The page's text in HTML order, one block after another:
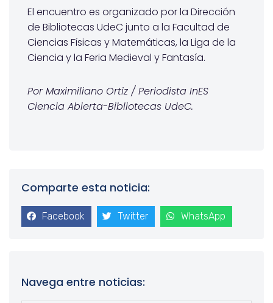
El encuentro es organizado por la Dirección
de Bibliotecas UdeC junto a la Facultad de
Ciencias Físicas y Matemáticas, la Liga de la
Ciencia y la Feria Medieval y Fantasía.
Por Maximiliano Ortiz / Periodista InES
Ciencia Abierta-Bibliotecas UdeC.
Comparte esta noticia:
Facebook Twitter WhatsApp
Navega entre noticias: